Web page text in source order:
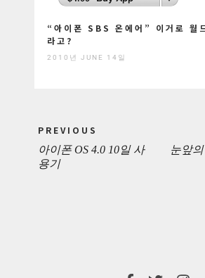
“아이폰 SBS 온에어” 이거로 월
라고?
2010년 JUNE 14일
navigation
PREVIOUS
PREVIOUS
아이폰 OS 4.0 10일 사
용기
눈앞